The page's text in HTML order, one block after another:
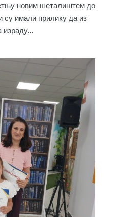
новим шеталиштем до
су имали прилику да из
израду...